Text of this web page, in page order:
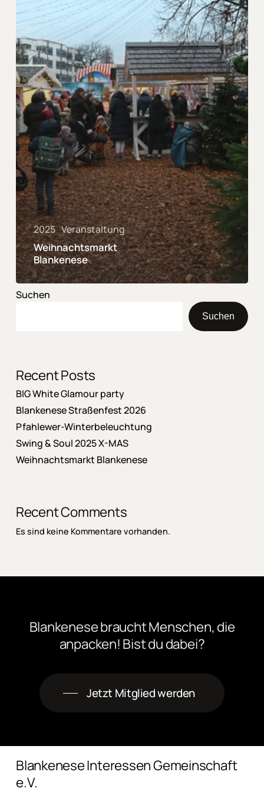
2025 Veranstaltung
Weihnachtsmarkt
Blankenese
Suchen
Suchen
Recent Posts
BIG White Glamour party
Blankenese Straßenfest 2026
Pfahlewer-Winterbeleuchtung
Swing & Soul 2025 X-MAS
Weihnachtsmarkt Blankenese
Recent Comments
Es sind keine Kommentare vorhanden.
BlankenesebrauchtMenschen,die
anpacken! Bistdudabei?
Jetzt Mitglied werden
Blankenese Interessen Gemeinschaft
e.V.